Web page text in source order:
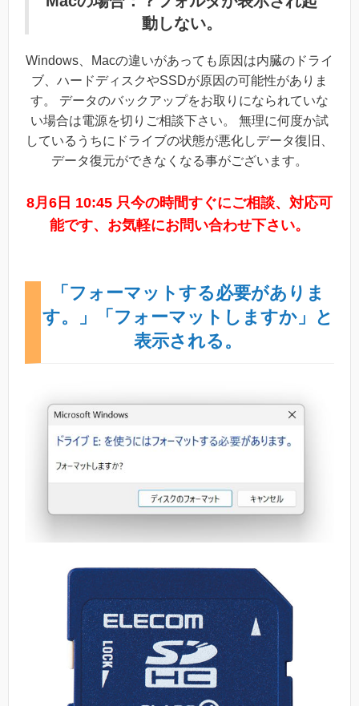
動しない。
Windows、Macの違いがあっても原因は内臓のドライ
ブ、ハードディスクやSSDが原因の可能性がありま
す。 データのバックアップをお取りになられていな
い場合は電源を切りご相談下さい。 無理に何度か試
しているうちにドライブの状態が悪化しデータ復旧、
データ復元ができなくなる事がございます。
8月6日 10:45 只今の時間すぐにご相談、対応可
能です、お気軽にお問い合わせ下さい。
「フォーマットする必要がありま
す。」「フォーマットしますか」と
表示される。